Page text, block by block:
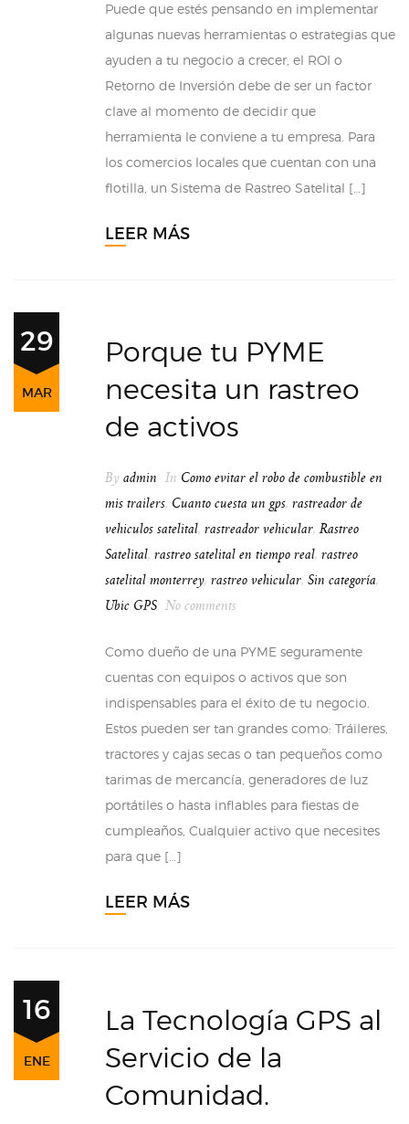
Puede que estés pensando en implementar
algunas nuevas herramientas o estrategias que
ayuden a tu negocio a crecer, el ROI o
Retorno de Inversión debe de ser un factor
clave al momento de decidir que
herramienta le conviene a tu empresa. Para
los comercios locales que cuentan con una
flotilla, un Sistema de Rastreo Satelital […]
LEER MÁS
29
MAR
Porque tu PYME
necesita un rastreo
de activos
By admin In Como evitar el robo de combustible en
mis trailers, Cuanto cuesta un gps, rastreador de
vehiculos satelital, rastreador vehicular, Rastreo
Satelital, rastreo satelital en tiempo real, rastreo
satelital monterrey, rastreo vehicular, Sin categoría,
Ubic GPS No comments
Como dueño de una PYME seguramente
cuentas con equipos o activos que son
indispensables para el éxito de tu negocio.
Estos pueden ser tan grandes como: Tráileres,
tractores y cajas secas o tan pequeños como
tarimas de mercancía, generadores de luz
portátiles o hasta inflables para fiestas de
cumpleaños, Cualquier activo que necesites
para que […]
LEER MÁS
16
ENE
La Tecnología GPS al
Servicio de la
Comunidad.